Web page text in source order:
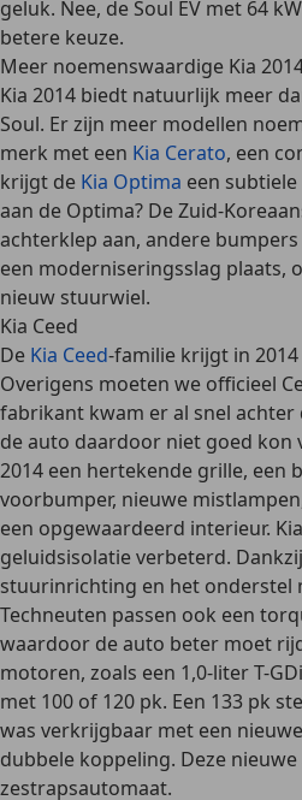
geluk. Nee, de Soul EV met 64
betere keuze.
Meer noemenswaardige Kia
Kia 2014 biedt natuurlijk meer
Soul. Er zijn meer modellen
merk met een Kia Cerato, een
krijgt de Kia Optima een
aan de Optima? De Zuid-
achterklep aan, andere
een moderniseringsslag plaats,
nieuw stuurwiel.
Kia Ceed
De Kia Ceed-familie krijgt in
Overigens moeten we officieel
fabrikant kwam er al snel
de auto daardoor niet goed kon
2014 een hertekende grille, een
voorbumper, nieuwe
een opgewaardeerd interieur.
geluidsisolatie verbeterd.
stuurinrichting en het onderstel
Techneuten passen ook een
waardoor de auto beter moet
motoren, zoals een 1,0-liter T-
met 100 of 120 pk. Een 133 pk
was verkrijgbaar met een nieuwe
dubbele koppeling. Deze
zestrapsautomaat.